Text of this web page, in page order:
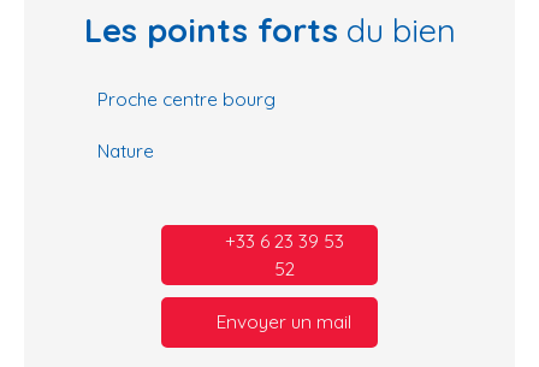
Les points forts du bien
Proche centre bourg
Nature
+33 6 23 39 53
52
Envoyer un mail